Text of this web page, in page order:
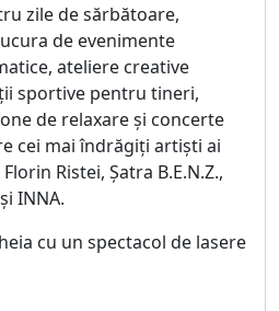
zile de sărbătoare,
de evenimente
ateliere creative
sportive pentru tineri,
de relaxare și concerte
cei mai îndrăgiți artiști ai
Ristei, Șatra B.E.N.Z.,
INNA.
cu un spectacol de lasere